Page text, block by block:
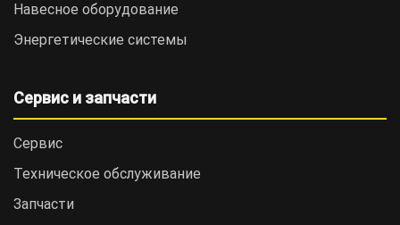
Навесное оборудование
Энергетические системы
Сервис и запчасти
Сервис
Техническое обслуживание
Запчасти